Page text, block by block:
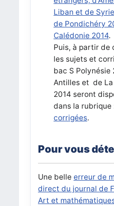
Liban et de
de Pondichéry
Calédonie 2014.
Puis, à partir de
les sujets et
bac S Polynésie
Antilles et de La
2014 seront
dans la rubrique
corrigées.
Pour vous
Une belle erreur de
direct du journal de
Art et